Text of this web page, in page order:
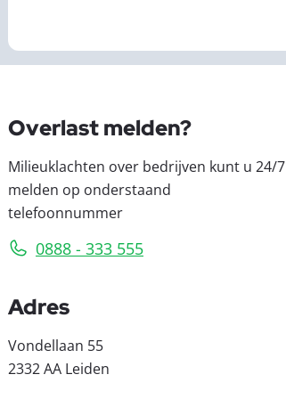
Overlast melden?
Milieuklachten over bedrijven kunt u 24/7
melden op onderstaand
telefoonnummer
0888 - 333 555
Adres
Vondellaan 55
2332 AA Leiden